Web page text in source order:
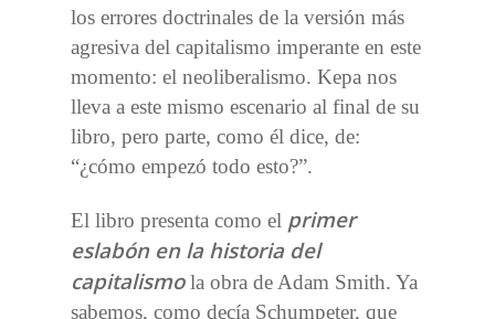
los errores doctrinales de la versión más
agresiva del capitalismo imperante en este
momento: el neoliberalismo. Kepa nos
lleva a este mismo escenario al final de su
libro, pero parte, como él dice, de:
“¿cómo empezó todo esto?”.
El libro presenta como el primer
eslabón en la historia del
capitalismola obra de Adam Smith. Ya
sabemos, como decía Schumpeter, que